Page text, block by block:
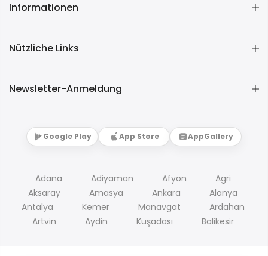
Informationen
Nützliche Links
Newsletter-Anmeldung
Google Play App Store AppGallery
Adana Adiyaman Afyon
Agri
Aksaray
Amasya Ankara
Alanya
Antalya
Kemer Manavgat
Ardahan
Artvin
Aydin Kuşadası Balikesir